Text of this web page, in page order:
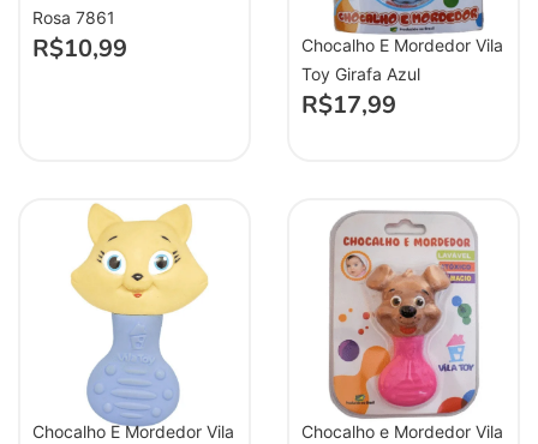
Rosa 7861
R$10,99
Chocalho E Mordedor Vila
Toy Girafa Azul
R$17,99
Chocalho E Mordedor Vila
Chocalho e Mordedor Vila